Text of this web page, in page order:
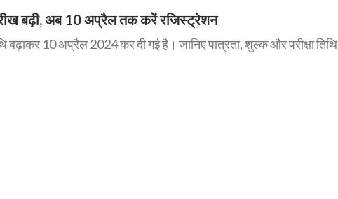
बढ़ी, अब 10 अप्रैल तक करें रजिस्ट्रेशन
10 अप्रैल 2024 कर दी गई है। जानिए पात्रता, शुल्क और परीक्षा तिथि